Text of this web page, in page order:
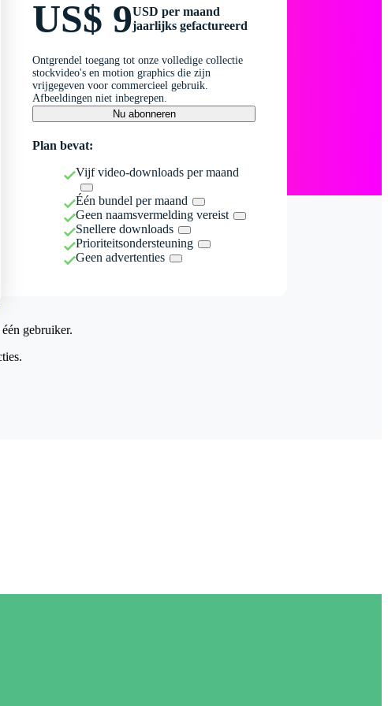
US$ 9USD per maand
jaarlijks gefactureerd
Ontgrendel toegang tot onze volledige collectie
stockvideo's en motion graphics die zijn
vrijgegeven voor commercieel gebruik.
Afbeeldingen niet inbegrepen.
Nu abonneren
Plan bevat:
Vijf video-downloads per maand
Één bundel per maand
Geen naamsvermelding vereist
Snellere downloads
Prioriteitsondersteuning
Geen advertenties
gebruiker.